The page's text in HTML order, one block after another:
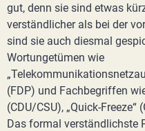
gut, denn sie sind etwas
verständlicher als bei der
sind sie auch diesmal
Wortungetümen wie
(FDP) und Fachbegriffen
(CDU/CSU), „Quick-Freeze“
Das formal verständlichste